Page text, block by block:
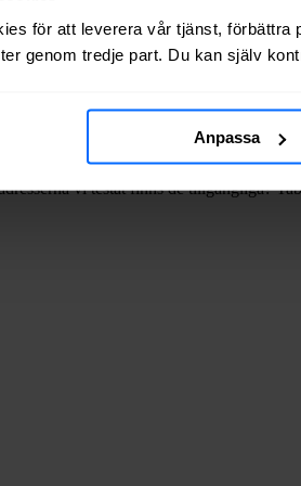
för att leverera vår tjänst, förbättra
genom tredje part. Du kan själv
Anpassa
i
kabel-TV (via koaxialkabel) i
vi testat finns de tillgängliga?